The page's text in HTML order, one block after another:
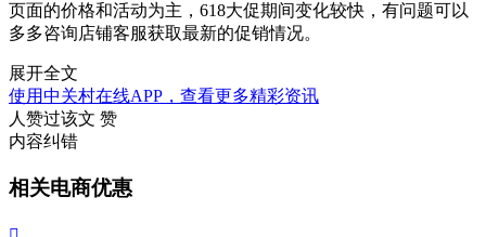
页面的价格和活动为主，618大促期间变化较快，有问题可以
多多咨询店铺客服获取最新的促销情况。
展开全文
使用中关村在线APP，查看更多精彩资讯
人赞过该文 赞
内容纠错
相关电商优惠